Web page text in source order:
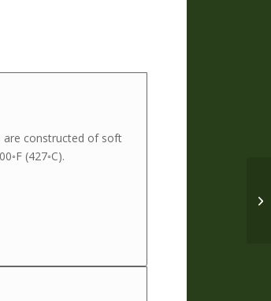
are constructed of soft
(427◦C).